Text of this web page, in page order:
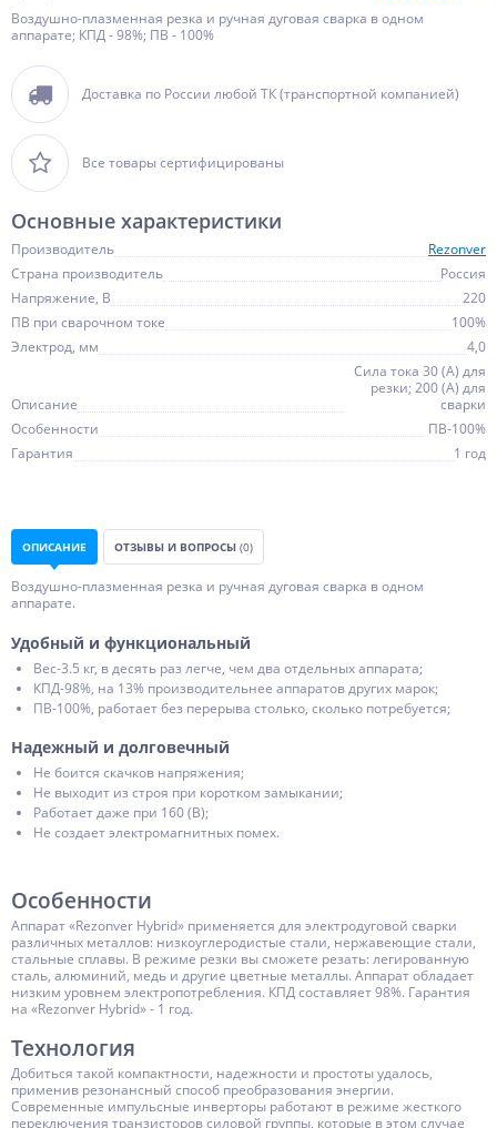
Воздушно-плазменная резка и ручная дуговая сварка в одном
аппарате; КПД - 98%; ПВ - 100%
Доставка по России любой ТК (транспортной компанией)
Все товары сертифицированы
Основные характеристики
Производитель
Rezonver
Страна производитель
Россия
Напряжение, В
220
ПВ при сварочном токе
100%
Электрод, мм
4,0
Описание
Сила тока 30 (А) для
резки; 200 (А) для
сварки
Особенности
ПВ-100%
Гарантия
1 год
ОПИСАНИЕ ОТЗЫВЫ И ВОПРОСЫ (0)
Воздушно-плазменная резка и ручная дуговая сварка в одном
аппарате.
Удобный и функциональный
Вес-3.5 кг, в десять раз легче, чем два отдельных аппарата;
КПД-98%, на 13% производительнее аппаратов других марок;
ПВ-100%, работает без перерыва столько, сколько потребуется;
Надежный и долговечный
Не боится скачков напряжения;
Не выходит из строя при коротком замыкании;
Работает даже при 160 (В);
Не создает электромагнитных помех.
Особенности
Аппарат «Rezonver Hybrid» применяется для электродуговой сварки
различных металлов: низкоуглеродистые стали, нержавеющие стали,
стальные сплавы. В режиме резки вы сможете резать: легированную
сталь, алюминий, медь и другие цветные металлы. Аппарат обладает
низким уровнем электропотребления. КПД составляет 98%. Гарантия
на «Rezonver Hybrid» - 1 год.
Технология
Добиться такой компактности, надежности и простоты удалось,
применив резонансный способ преобразования энергии.
Современные импульсные инверторы работают в режиме жесткого
переключения транзисторов силовой группы, которые в этом случае